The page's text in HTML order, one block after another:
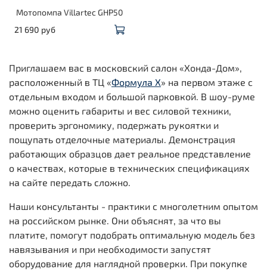
Мотопомпа Villartec GHP50
21 690 руб
Приглашаем вас в московский салон «Хонда-Дом»,
расположенный в ТЦ «Формула Х» на первом этаже с
отдельным входом и большой парковкой. В шоу-руме
можно оценить габариты и вес силовой техники,
проверить эргономику, подержать рукоятки и
пощупать отделочные материалы. Демонстрация
работающих образцов дает реальное представление
о качествах, которые в технических спецификациях
на сайте передать сложно.
Наши консультанты - практики с многолетним опытом
на российском рынке. Они объяснят, за что вы
платите, помогут подобрать оптимальную модель без
навязывания и при необходимости запустят
оборудование для наглядной проверки. При покупке